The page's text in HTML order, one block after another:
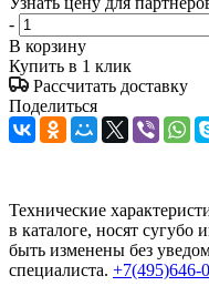
-
В корзину
Купить в 1 клик
Рассчитать доставку
Поделиться
Технические
в каталоге, носят
быть изменены без
специалиста. +7(495)646-